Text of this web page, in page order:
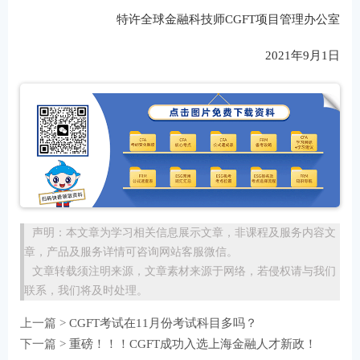
特许全球金融科技师CGFT项目管理办公室
2021年9月1日
声明：本文章为学习相关信息展示文章，非课程及服务内容文
章，产品及服务详情可咨询网站客服微信。
文章转载须注明来源，文章素材来源于网络，若侵权请与我们
联系，我们将及时处理。
上一篇 > CGFT考试在11月份考试科目多吗？
下一篇 > 重磅！！！CGFT成功入选上海金融人才新政！